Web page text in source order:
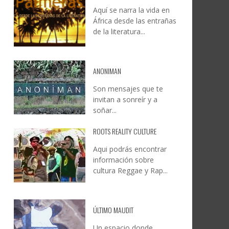
Y
DOCANARIAS CONVOCA A
INSTITUCIONES A REFLEXIONAR
SOBRE LA INTERNACIONALIZACIÓN
CREATIVA CANARIA, 6 AGOSTO, 2026
JESÚS RODRÍGUEZ FALCÓN:
NATURALEZA, CAMINO Y
FOTOGRAFÍA
Aquí se narra la vida en
África desde las entrañas
de la literatura...
ANONIMAN
Son mensajes que te
invitan a sonreír y a
soñar...
ROOTS REALITY CULTURE
Aqui podrás encontrar
información sobre
cultura Reggae y Rap...
ÚLTIMO MAUDIT